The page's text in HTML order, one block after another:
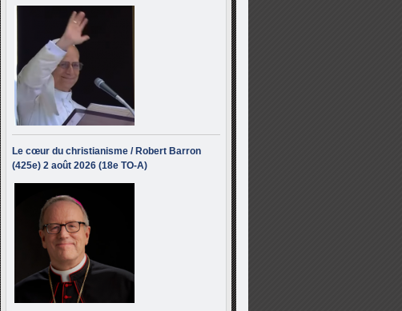
Le cœur du christianisme / Robert Barron
(425e) 2 août 2026 (18e TO-A)